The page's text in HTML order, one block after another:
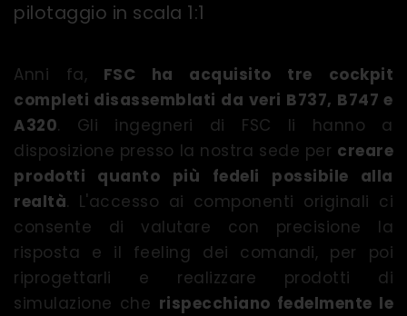
pilotaggio in scala 1:1
Anni fa, FSC ha acquisito tre cockpit
completi disassemblati da veri B737, B747 e
A320. Gli ingegneri di FSC li hanno a
disposizione presso la nostra sede per creare
prodotti quanto più fedeli possibile alla
realtà. L'accesso ai componenti originali ci
consente di valutare con precisione la
risposta e il feeling dei comandi, per poi
riprogettarli e realizzare prodotti di
simulazione che rispecchiano fedelmente le